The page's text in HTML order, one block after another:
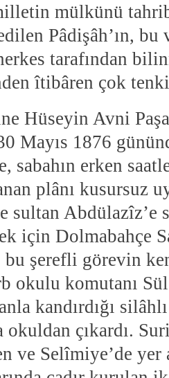
mülkünü
Pâdişâh’ın, bu
tarafından
îtibâren çok
Hüseyin Avni
Mayıs 1876
sabahın erken
plânı kusursuz
sultan Abdülazîz’e
için Dolmabahçe
bu şerefli görevin
okulu komutanı
kandırdığı
okuldan çıkardı.
ve Selîmiye’de yer